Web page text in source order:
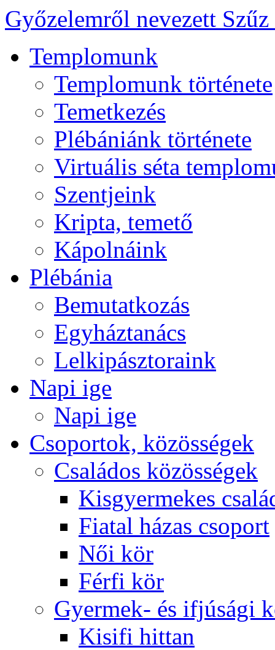
Győzelemről nevezett
Templomunk
Templomunk története
Temetkezés
Plébániánk története
Virtuális séta
Szentjeink
Kripta, temető
Kápolnáink
Plébánia
Bemutatkozás
Egyháztanács
Lelkipásztoraink
Napi ige
Napi ige
Csoportok, közösségek
Családos közösségek
Kisgyermekes
Fiatal házas csoport
Női kör
Férfi kör
Gyermek- és ifjúsági
Kisifi hittan